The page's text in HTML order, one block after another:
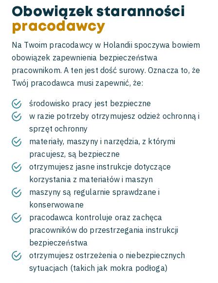
Obowiązek staranności
pracodawcy
Na Twoim pracodawcy w Holandii spoczywa bowiem
obowiązek zapewnienia bezpieczeństwa
pracownikom. A ten jest dość surowy. Oznacza to, że
Twój pracodawca musi zapewnić, że:
środowisko pracy jest bezpieczne
w razie potrzeby otrzymujesz odzież ochronną i
sprzęt ochronny
materiały, maszyny i narzędzia, z którymi
pracujesz, są bezpieczne
otrzymujesz jasne instrukcje dotyczące
korzystania z materiałów i maszyn
maszyny są regularnie sprawdzane i
konserwowane
pracodawca kontroluje oraz zachęca
pracowników do przestrzegania instrukcji
bezpieczeństwa
otrzymujesz ostrzeżenia o niebezpiecznych
sytuacjach (takich jak mokra podłoga)